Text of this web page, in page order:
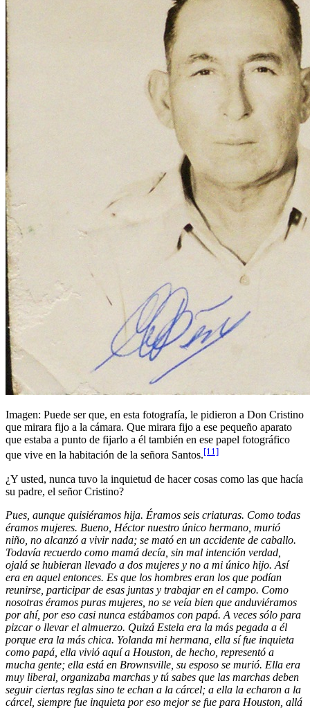
Imagen: Puede ser que, en esta fotografía, le pidieron a Don Cristino
que mirara fijo a la cámara. Que mirara fijo a ese pequeño aparato
que estaba a punto de fijarlo a él también en ese papel fotográfico
que vive en la habitación de la señora Santos.[11]
¿Y usted, nunca tuvo la inquietud de hacer cosas como las que hacía
su padre, el señor Cristino?
Pues, aunque quisiéramos hija. Éramos seis criaturas. Como todas
éramos mujeres. Bueno, Héctor nuestro único hermano, murió
niño, no alcanzó a vivir nada; se mató en un accidente de caballo.
Todavía recuerdo como mamá decía, sin mal intención verdad,
ojalá se hubieran llevado a dos mujeres y no a mi único hijo. Así
era en aquel entonces. Es que los hombres eran los que podían
reunirse, participar de esas juntas y trabajar en el campo. Como
nosotras éramos puras mujeres, no se veía bien que anduviéramos
por ahí, por eso casi nunca estábamos con papá. A veces sólo para
pizcar o llevar el almuerzo. Quizá Estela era la más pegada a él
porque era la más chica. Yolanda mi hermana, ella sí fue inquieta
como papá, ella vivió aquí a Houston, de hecho, representó a
mucha gente; ella está en Brownsville, su esposo se murió. Ella era
muy liberal, organizaba marchas y tú sabes que las marchas deben
seguir ciertas reglas sino te echan a la cárcel; a ella la echaron a la
cárcel, siempre fue inquieta por eso mejor se fue para Houston, allá